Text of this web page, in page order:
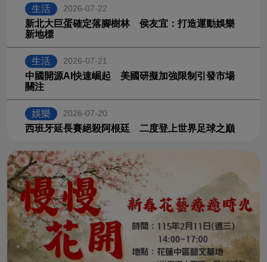
生活 2026-07-22
新北大巨蛋確定落腳樹林 侯友宜：打造運動娛樂
新地標
生活 2026-07-21
中國開源AI快速崛起 美國研擬加強限制引發市場
關注
娛樂 2026-07-20
西班牙延長賽絕殺阿根廷 二度登上世界足球之巔